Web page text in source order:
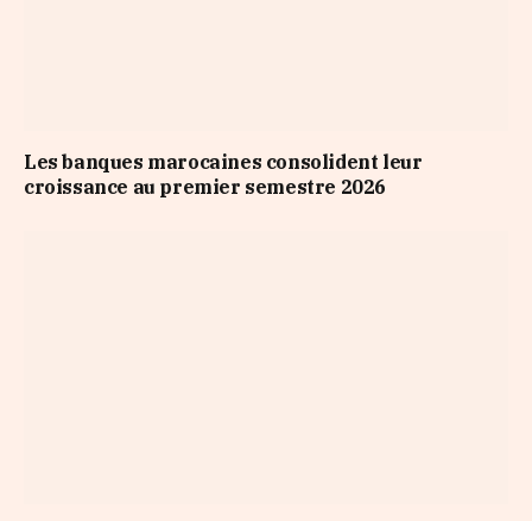
Les banques marocaines consolident leur
croissance au premier semestre 2026